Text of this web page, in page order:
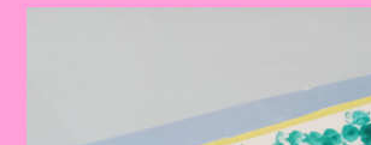
Independência